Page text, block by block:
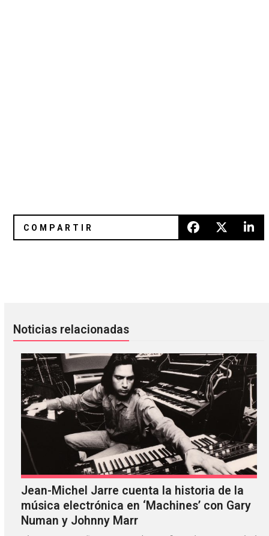
Noticias relacionadas
Jean-Michel Jarre cuenta la historia de la
música electrónica en ‘Machines’ con Gary
Numan y Johnny Marr